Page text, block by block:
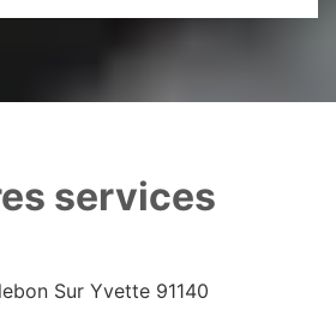
services
Sur Yvette 91140